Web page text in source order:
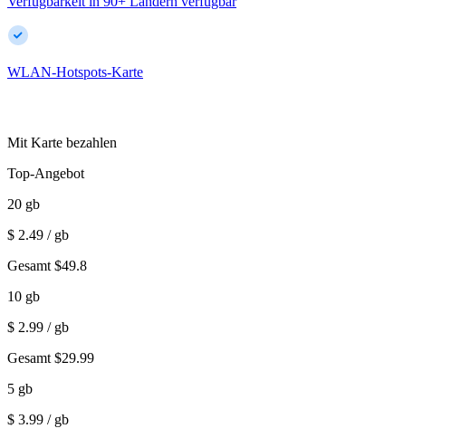
WLAN-Hotspots-Karte
Mit Karte bezahlen
Top-Angebot
20 gb
$ 2.49 / gb
Gesamt $49.8
10 gb
$ 2.99 / gb
Gesamt $29.99
5 gb
$ 3.99 / gb